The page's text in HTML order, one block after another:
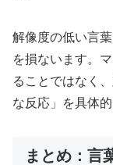
解像度の低い言
を損ないます。
ることではなく
な反応」を具体
まとめ：言